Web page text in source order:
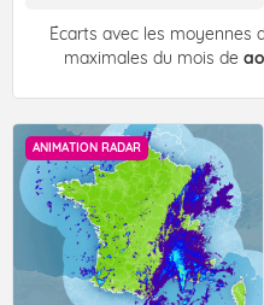
Écarts avec les moyennes
maximales du mois de
ANIMATION RADAR